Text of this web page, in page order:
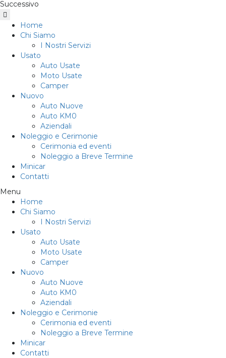
Successivo
Home
Chi Siamo
I Nostri Servizi
Usato
Auto Usate
Moto Usate
Camper
Nuovo
Auto Nuove
Auto KM0
Aziendali
Noleggio e Cerimonie
Cerimonia ed eventi
Noleggio a Breve Termine
Minicar
Contatti
Menu
Home
Chi Siamo
I Nostri Servizi
Usato
Auto Usate
Moto Usate
Camper
Nuovo
Auto Nuove
Auto KM0
Aziendali
Noleggio e Cerimonie
Cerimonia ed eventi
Noleggio a Breve Termine
Minicar
Contatti